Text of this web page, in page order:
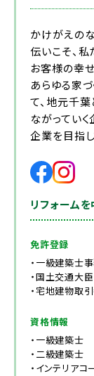
かけがえの
伝いこそ、
お客様の幸
あらゆる家
て、地元千
ながってい
企業を目指し
リフォーム
免許登録
・一級建築士
・国土交通大
・宅地建物取
資格情報
・一級建築士
・二級建築士
・インテリアコ